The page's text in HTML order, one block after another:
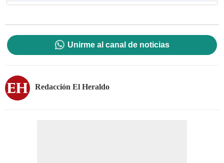
Unirme al canal de noticias
Redacción El Heraldo